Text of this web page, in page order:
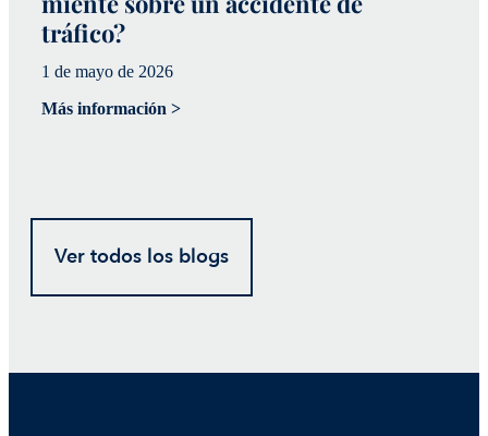
tráfico?
1 de mayo de 2026
Más información >
Ver todos los blogs